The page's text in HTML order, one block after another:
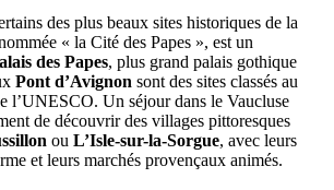
des plus beaux sites historiques de la
« la Cité des Papes », est un
des Papes, plus grand palais gothique
Pont d’Avignon sont des sites classés au
l’UNESCO. Un séjour dans le Vaucluse
de découvrir des villages pittoresques
ou L’Isle-sur-la-Sorgue, avec leurs
et leurs marchés provençaux animés.